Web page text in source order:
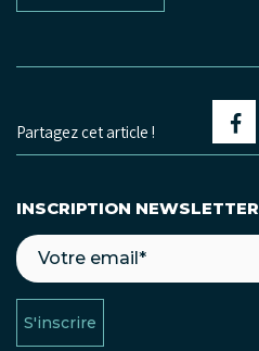
Partagez cet article !
INSCRIPTION NEWSLETTER
S'inscrire